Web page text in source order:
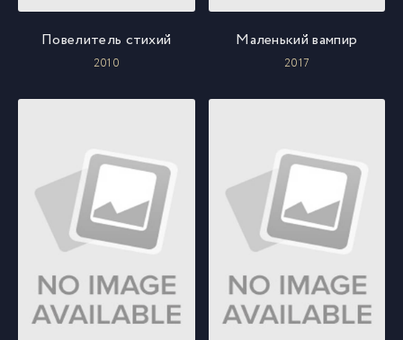
Повелитель стихий
2010
Маленький вампир
2017